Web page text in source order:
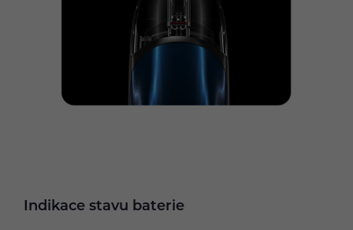
Indikace stavu baterie